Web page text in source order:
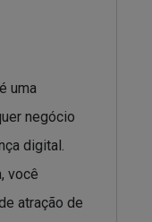
uma
negócio
digital.
você
atração de